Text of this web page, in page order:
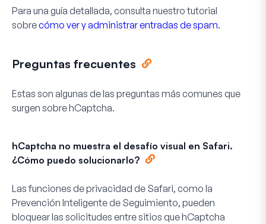
Para una guía detallada, consulta nuestro tutorial
sobrecómo ver y administrar entradas de spam.
Preguntas frecuentes
Estas son algunas de las preguntas más comunes que
surgen sobre hCaptcha.
hCaptcha no muestra el desafío visual en Safari.
¿Cómo puedo solucionarlo?
Las funciones de privacidad de Safari, como la
Prevención Inteligente de Seguimiento, pueden
bloquear las solicitudes entre sitios que hCaptcha